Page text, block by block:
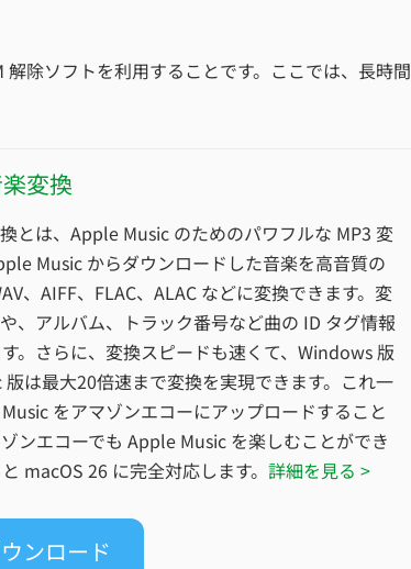
除ソフトを利用することです。ここでは、長時
変換
とは、Apple Music のためのパワフルな MP3 変
Music からダウンロードした音楽を高音質の
、AIFF、FLAC、ALAC などに変換できます。変
、アルバム、トラック番号など曲の ID タグ情報
。さらに、変換スピードも速くて、Windows 版
は最大20倍速まで変換を実現できます。これ一
をアマゾンエコーにアップロードすること
ンエコーでも Apple Music を楽しむことができ
macOS 26 に完全対応します。 詳細を見る >
ンロード